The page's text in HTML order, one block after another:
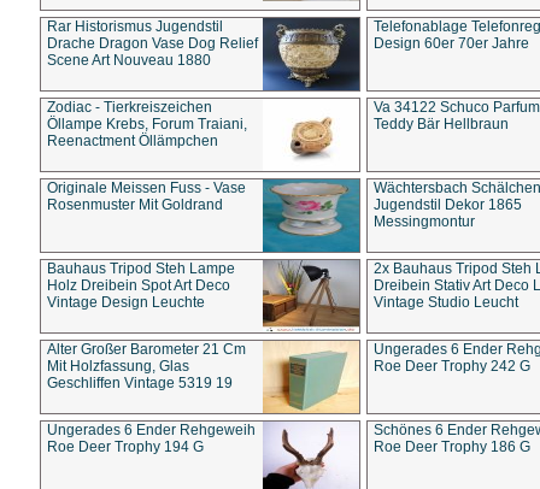
Rar Historismus Jugendstil
Drache Dragon Vase Dog Relief
Scene Art Nouveau 1880
Telefonablage
Design 60er 70er Jahre
Zodiac - Tierkreiszeichen
Öllampe Krebs, Forum Traiani,
Reenactment Öllämpchen
Va 34122 Schuco
Teddy Bär Hellbraun
Originale Meissen Fuss - Vase
Rosenmuster Mit Goldrand
Wächtersbach Schälchen
Jugendstil Dekor 1865
Messingmontur
Bauhaus Tripod Steh Lampe
Holz Dreibein Spot Art Deco
Vintage Design Leuchte
2x Bauhaus Tripod Steh
Dreibein Stativ Art Deco
Vintage Studio Leucht
Alter Großer Barometer 21 Cm
Mit Holzfassung, Glas
Geschliffen Vintage 5319 19
Ungerades 6 Ender
Roe Deer Trophy 242 G
Ungerades 6 Ender Rehgeweih
Roe Deer Trophy 194 G
Schönes 6 Ender
Roe Deer Trophy 186 G